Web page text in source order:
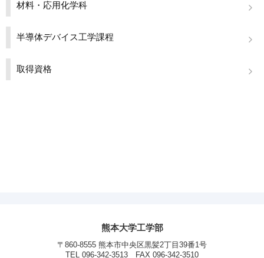
材料・応用化学科
半導体デバイス工学課程
取得資格
熊本大学工学部
〒860-8555 熊本市中央区黒髪2丁目39番1号
TEL 096-342-3513 FAX 096-342-3510